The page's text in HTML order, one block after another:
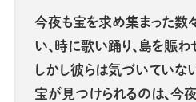
今夜も宝を求め集まった数
い、時に歌い踊り、島を賑
しかし彼らは気づいていな
宝が見つけられるのは、今